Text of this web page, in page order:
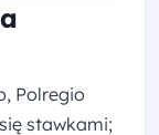
Polregio
stawkami;